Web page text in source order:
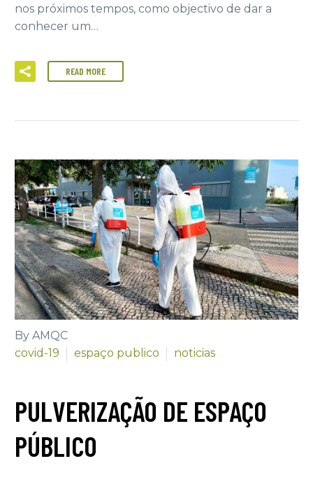
nos próximos tempos, como objectivo de dar a
conhecer um…
READ MORE
By AMQC
covid-19
espaço publico noticias
PULVERIZAÇÃO DE ESPAÇO
PÚBLICO